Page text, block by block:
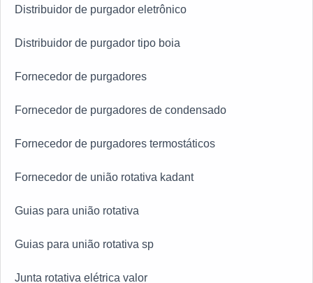
Distribuidor de purgador eletrônico
Distribuidor de purgador tipo boia
Fornecedor de purgadores
Fornecedor de purgadores de condensado
Fornecedor de purgadores termostáticos
Fornecedor de união rotativa kadant
Guias para união rotativa
Guias para união rotativa sp
Junta rotativa elétrica valor